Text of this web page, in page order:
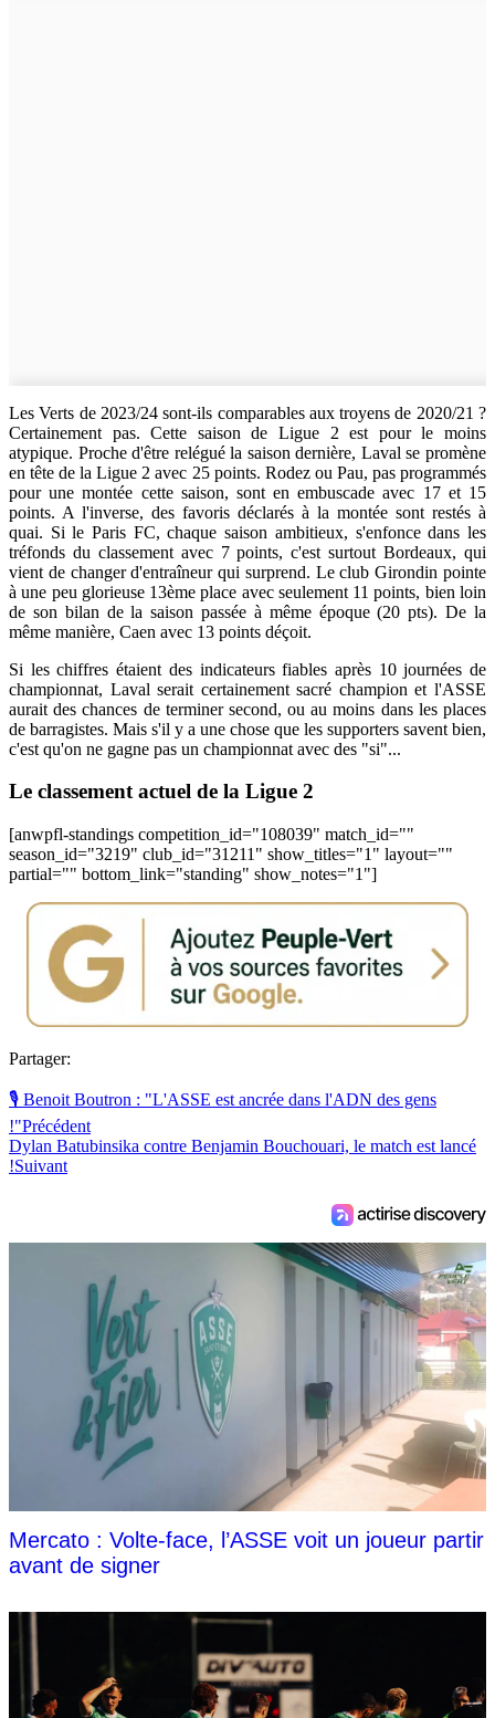
Les Verts de 2023/24 sont-ils comparables aux troyens de 2020/21 ?
Certainement pas. Cette saison de Ligue 2 est pour le moins
atypique. Proche d'être relégué la saison dernière, Laval se promène
en tête de la Ligue 2 avec 25 points. Rodez ou Pau, pas programmés
pour une montée cette saison, sont en embuscade avec 17 et 15
points. A l'inverse, des favoris déclarés à la montée sont restés à
quai. Si le Paris FC, chaque saison ambitieux, s'enfonce dans les
tréfonds du classement avec 7 points, c'est surtout Bordeaux, qui
vient de changer d'entraîneur qui surprend. Le club Girondin pointe
à une peu glorieuse 13ème place avec seulement 11 points, bien loin
de son bilan de la saison passée à même époque (20 pts). De la
même manière, Caen avec 13 points déçoit.
Si les chiffres étaient des indicateurs fiables après 10 journées de
championnat, Laval serait certainement sacré champion et l'ASSE
aurait des chances de terminer second, ou au moins dans les places
de barragistes. Mais s'il y a une chose que les supporters savent bien,
c'est qu'on ne gagne pas un championnat avec des "si"...
Le classement actuel de la Ligue 2
[anwpfl-standings competition_id="108039" match_id=""
season_id="3219" club_id="31211" show_titles="1" layout=""
partial="" bottom_link="standing" show_notes="1"]
Partager:
🎙️ Benoit Boutron : "L'ASSE est ancrée dans l'ADN des gens
!"Précédent
Dylan Batubinsika contre Benjamin Bouchouari, le match est lancé
!Suivant
Mercato : Volte-face, l’ASSE voit un joueur partir
avant de signer